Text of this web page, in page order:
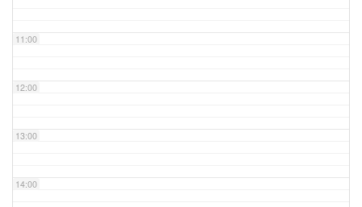
11:00
12:00
13:00
14:00